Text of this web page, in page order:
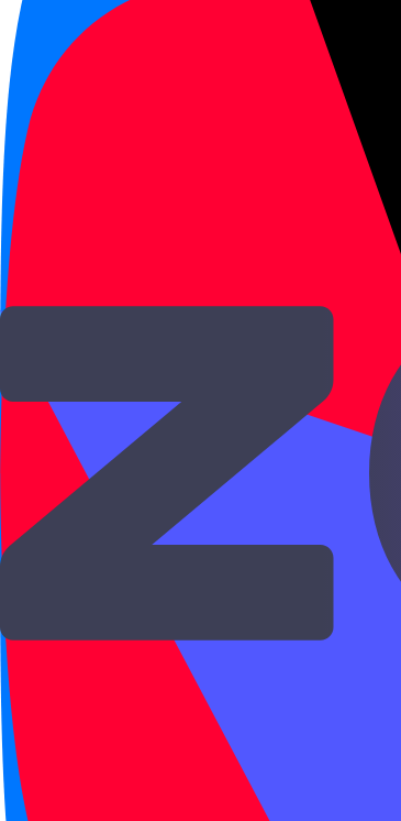
Российские
Программа
КНР для
Каждый уровень
слов и 174
поддержать
переговоры,
5 000+ слов,
Структура
HSK 1–2 письма
иероглифов.
каждому разделу).
Китая обычно
В России экзамен
(Екатеринбург),
Регистрация идёт
проводится в
Подготовка к HSK
18 месяцев. От
погружением.